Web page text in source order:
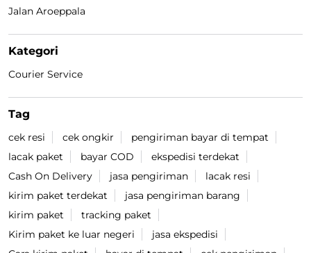
Jalan Aroeppala
Kategori
Courier Service
Tag
cek resi cek ongkir
pengiriman bayar di tempat
lacak paket
bayar COD
ekspedisi terdekat
Cash On Delivery
jasa pengiriman
lacak resi
kirim paket terdekat
jasa pengiriman barang
kirim paket
tracking paket
Kirim paket ke luar negeri
jasa ekspedisi